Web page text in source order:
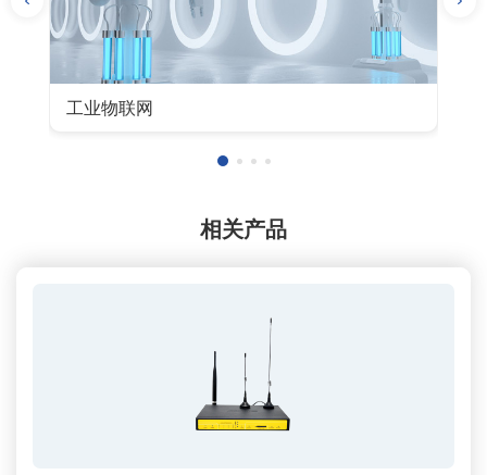
工业物联网
相关产品